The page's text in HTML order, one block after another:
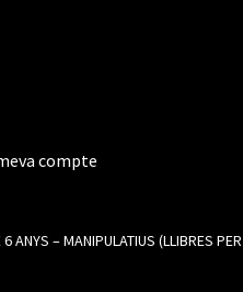
compte
– MANIPULATIUS (LLIBRES